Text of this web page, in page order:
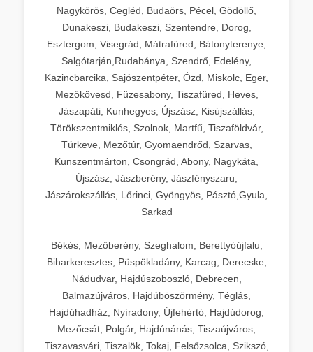
Nagykörös, Cegléd, Budaörs, Pécel, Gödöllő,
Dunakeszi, Budakeszi, Szentendre, Dorog,
Esztergom, Visegrád, Mátrafüred, Bátonyterenye,
Salgótarján,Rudabánya, Szendrő, Edelény,
Kazincbarcika, Sajószentpéter, Ózd, Miskolc, Eger,
Mezőkövesd, Füzesabony, Tiszafüred, Heves,
Jászapáti, Kunhegyes, Újszász, Kisújszállás,
Törökszentmiklós, Szolnok, Martfű, Tiszaföldvár,
Túrkeve, Mezőtúr, Gyomaendrőd, Szarvas,
Kunszentmárton, Csongrád, Abony, Nagykáta,
Újszász, Jászberény, Jászfényszaru,
Jászárokszállás, Lőrinci, Gyöngyös, Pásztó,Gyula,
Sarkad
Békés, Mezőberény, Szeghalom, Berettyóújfalu,
Biharkeresztes, Püspökladány, Karcag, Derecske,
Nádudvar, Hajdúszoboszló, Debrecen,
Balmazújváros, Hajdúböszörmény, Téglás,
Hajdúhadház, Nyíradony, Újfehértó, Hajdúdorog,
Mezőcsát, Polgár, Hajdúnánás, Tiszaújváros,
Tiszavasvári, Tiszalök, Tokaj, Felsőzsolca, Szikszó,